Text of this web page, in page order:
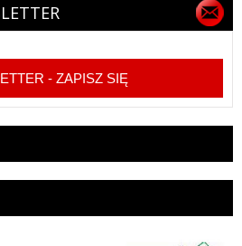
- ZAPISZ SIĘ